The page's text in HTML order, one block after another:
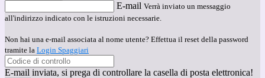
E-mail Verrà inviato un messaggio
all'indirizzo indicato con le istruzioni necessarie.
Non hai una e-mail associata al nome utente? Effettua il reset della password
tramite la Login Spaggiari
E-mail inviata, si prega di controllare la casella di posta elettronica!